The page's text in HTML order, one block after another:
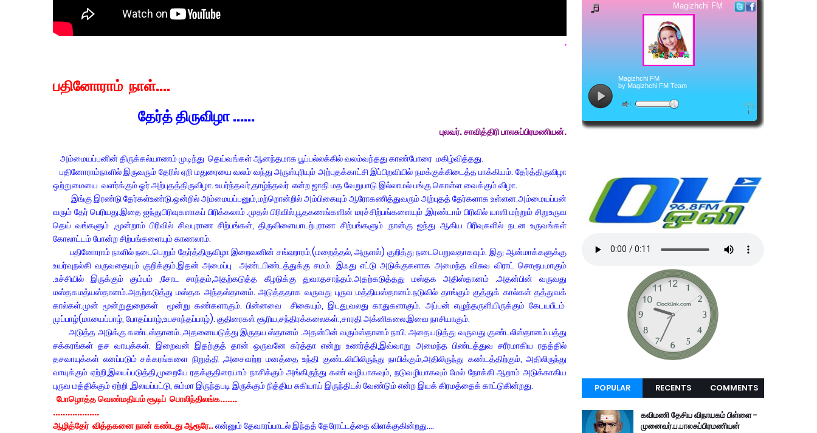
.
பதினோராம் நாள்....
தேர்த்திருவிழா ......
புலவர். சாவித்திரி பாலசுப்பிரமணியன்.
அம்மையப்பனின் திருக்கல்யாணம் முடிந்து தெய்வங்கள் ஆனந்தமாக பூப்பல்லக்கில் வலம்வந்தது காண்போரை மகிழ்வித்தது.
பதினோராம்நாளில் இருவரும் தேரில் ஏறி மதுரையை வலம் வந்து அருள்புரியும் அற்புதக்காட்சி இப்பிறவியில் நமக்குக்கிடைத்த பாக்கியம். தேர்த்திருவிழா
ஒற்றுமையை வளர்க்கும் ஓர் அற்புதத்திருவிழா. உயர்ந்தவர்,தாழ்ந்தவர் என்ற ஜாதி மத வேறுபாடு இல்லாமல் பங்கு கொள்ள வைக்கும் விழா.
இங்கு இரண்டு தேர்கள்உண்டு.ஒன்றில் அம்மையப்பனும்,மற்றொன்றில் அம்பிகையும் ஆரோகணித்துவரும் அற்புதத் தேர்களாக உள்ளன.அம்மையப்பன்
வரும் தேர் பெரியது.இதை ஐந்துபிரிவுகளாகப் பிரிக்கலாம் .முதல் பிரிவில்,பூதகணங்களின் மரச்சிற்பங்களையும் ,இரண்டாம் பிரிவில் யாளி மற்றும் சிறுஉருவ
தெய் வங்களும் ,மூன்றாம் பிரிவில் சிவபுராண சிற்பங்கள், திருவிளையாடற்புராண சிற்பங்களும் ,நான்கு ஐந்து ஆகிய பிரிவுகளில் நடன உருவங்கள்
கோலாட்டம் போன்ற சிற்பங்களையும் காணலாம்.
பதினோராம் நாளில் நடைபெறும் தேர்த்திருவிழா இறைவனின் சங்ஹாரம்,(மறைத்தல், அருளல்) குறித்து நடைபெறுவதாகவும். இது ஆன்மாக்களுக்கு
உயர்வுநல்கி வருவதையும் குறிக்கும்.இதன் அமைப்பு அண்டபிண்டத்துக்கு சமம். இஃது எட்டு அடுக்குகளாக அமைந்த விசுவ விராட் சொரூபமாகும்
.உச்சியில் இருக்கும் கும்பம் ,சோட சாந்தம்,அதற்கடுத்த கீழடுக்கு துவாதசாந்தம்.அதற்கடுத்தது மஸ்தக அதிஸ்தானம் .அதன்பின் வருவது
மஸ்தகமத்யஸ்தானம்.அதற்கடுத்து மஸ்தக அந்தஸ்தானம். அடுத்ததாக வருவது புருவ மத்தியஸ்தானம்.நடுவில் தாங்கும் குத்துக் கால்கள் தத்துவக்
கால்கள்.முன் மூன்றுதுறைகள் மூன்று கண்களாகும். பின்னவை சிகையும், இடது,வலது காதுகளாகும். அப்பன் எழுந்தருளியிருக்கும் கேடயபீடம்
முப்பாழ்(மாயைப்பாழ், போதப்பாழ்,உபசாந்தப்பாழ்). குதிரைகள் சூரிய,சந்திரக்கலைகள்.,சாரதி அக்னிகலை.இவை நாசியாகும்.
அடுத்த அடுக்கு கண்டஸ்தானம்.,அதனையடுத்து இருதய ஸ்தானம் .அதன்பின் வரும்ஸ்தானம் நாபி. அதையடுத்து வருவது குண்டலிஸ்தானம்.பத்து
சக்கரங்கள் தச வாயுக்கள். இறைவன் இதற்குத் தான் ஒருவனே கர்த்தா என்று உணர்த்தி,இவ்வாறு அமைந்த பிண்டத்துவ சரீரமாகிய ரதத்தில்
தசவாயுக்கள் எனப்படும் சக்கரங்களை நிறுத்தி ,அசைவற்ற மனத்தை உந்தி குண்டலியிலிருந்து நாபிக்கும்,அதிலிருந்து கண்டத்திற்கும், அதிலிருந்து
வாயுக்கும் ஏற்றி,இலயப்படுத்தி,முறையே ரதக்குதிரையாம் நாசிக்கும் அங்கிருந்து கண் வழியாகவும், நடுவழியாகவும் மேல் நோக்கி ஆறாம் அடுக்காகிய
புருவ மத்திக்கும் ஏற்றி ,இலயப்பட்டு, சும்மா இருந்தபடி இருக்கும் நித்திய சுகியாய் இருந்திடல் வேண்டும் என்ற இயக் கிரமத்தைக் காட்டுகின்றது.
போழொத்த வெண்மதியம் சூடிப் பொலிந்திலங்க.......
...................
ஆழித்தேர் வித்தகனை நான் கண்டது ஆரூரே..என்னும் தேவாரப்பாடல் இந்தத் தேரோட்டத்தை விளக்குகின்றது....
POPULAR RECENTS COMMENTS
கவிமணி தேசிய விநாயகம் பிள்ளை -
முனைவர்.ப.பாலசுப்பிரமணியன்